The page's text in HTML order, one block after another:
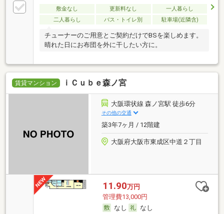
敷金なし 更新料なし
一人暮らし
二人暮らし
バス・トイレ別 駐車場(近隣含)
チューナーのご用意とご契約だけでBSを楽しめます。
晴れた日にお布団を外に干したい方に。
賃貸マンション ｉＣｕｂｅ森ノ宮
大阪環状線 森ノ宮駅 徒歩6分
その他の交通
築3年7ヶ月 / 12階建
大阪府大阪市東成区中道２丁目
11.90万円
管理費13,000円
なし
なし